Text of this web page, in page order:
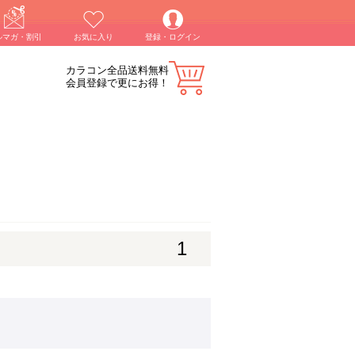
マガ・割引 お気に入り 登録・ログイン
カラコン全品送料無料
会員登録で更にお得！
1